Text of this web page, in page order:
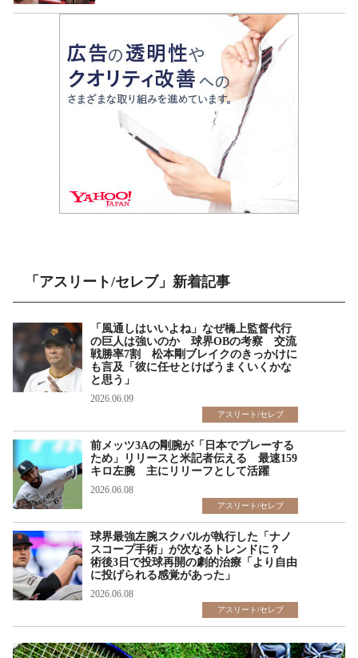
「アスリート/セレブ」新着記事
「風通しはいいよね」なぜ橋上監督代行
の巨人は強いのか 球界OBの考察 交流
戦勝率7割 松本剛ブレイクのきっかけに
も言及「彼に任せとけばうまくいくかな
と思う」
2026.06.09
アスリート/セレブ
前メッツ3Aの剛腕が「日本でプレーする
ため」リリースと米記者伝える 最速159
キロ左腕 主にリリーフとして活躍
2026.06.08
アスリート/セレブ
球界最強左腕スクバルが執行した「ナノ
スコープ手術」が次なるトレンドに？
術後3日で投球再開の劇的治療「より自由
に投げられる感覚があった」
2026.06.08
アスリート/セレブ